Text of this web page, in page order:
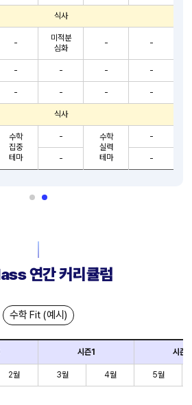
식사
-
미적분
심화
- -
- - - -
- - - -
식사
수학
집중
테마
-
수학
실력
테마
-
- -
연간 커리큘럼
수학 Fit (예시)
시즌1 시즌2
2월 3월 4월 5월